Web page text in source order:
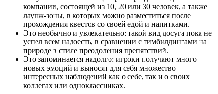
компании, состоящей из 10, 20 или 30 человек, а также
лаунж-зоны, в которых можно разместиться после
прохождения квестов со своей едой и напитками.
Это необычно и увлекательно: такой вид досуга пока не
успел всем надоесть, в сравнении с тимбилдингами на
природе в стиле преодоления препятствий.
Это запоминается надолго: игроки получают много
новых эмоций и выносят для себя множество
интересных наблюдений как о себе, так и о своих
коллегах или одноклассниках.